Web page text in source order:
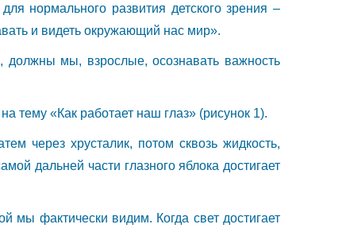
нормального развития детского зрения –
и видеть окружающий нас мир».
должны мы, взрослые, осознавать важность
тему «Как работает наш глаз» (рисунок 1).
через хрусталик, потом сквозь жидкость,
дальней части глазного яблока достигает
мы фактически видим. Когда свет достигает